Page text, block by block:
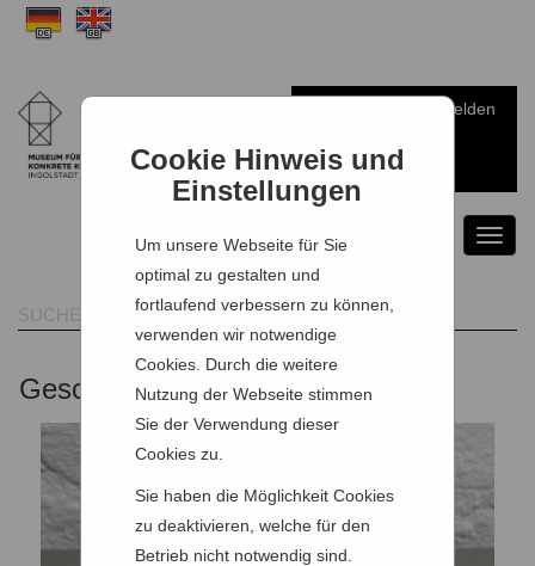
Cookie Hinweis und
Einstellungen
Um unsere Webseite für Sie
optimal zu gestalten und
fortlaufend verbessern zu können,
verwenden wir notwendige
Cookies. Durch die weitere
Nutzung der Webseite stimmen
Sie der Verwendung dieser
Cookies zu.
Sie haben die Möglichkeit Cookies
zu deaktivieren, welche für den
Betrieb nicht notwendig sind.
Anmelden
Geschenkartikel